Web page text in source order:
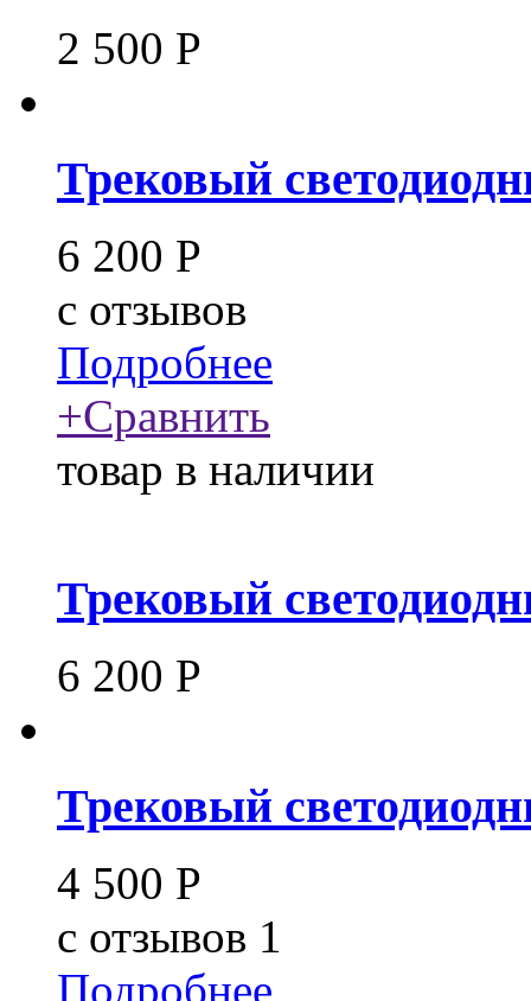
2 500 Р
Трековый
6 200 Р
c отзывов
Подробнее
+Сравнить
товар в наличии
Трековый
6 200 Р
Трековый
4 500 Р
c отзывов 1
Подробнее